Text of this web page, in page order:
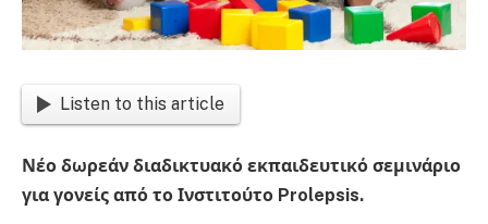
Listen to this article
Νέο δωρεάν διαδικτυακό εκπαιδευτικό σεμινάριο
για γονείς από το Ινστιτούτο Prolepsis.